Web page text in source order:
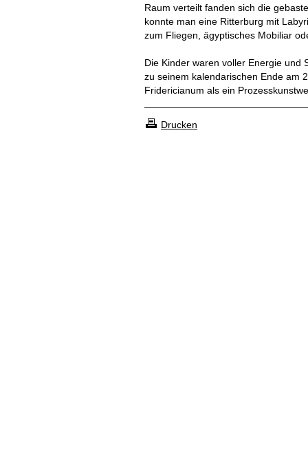
Raum verteilt fanden sich die
konnte man eine Ritterburg mit
zum Fliegen, ägyptisches Mobiliar
Die Kinder waren voller Energie und
zu seinem kalendarischen Ende am
Fridericianum als ein
Drucken